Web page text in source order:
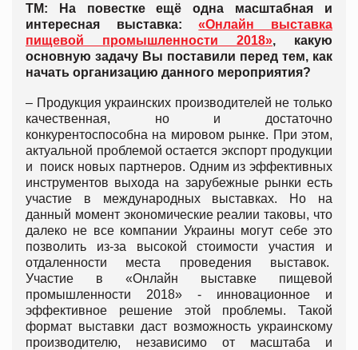
ТМ: На повестке ещё одна масштабная и
интересная выставка:«Онлайн выставка
пищевой промышленности 2018», какую
основную задачу Вы поставили перед тем, как
начать организацию данного мероприятия?
– Продукция украинских производителей не только
качественная, но и достаточно
конкурентоспособна на мировом рынке. При этом,
актуальной проблемой остается экспорт продукции
и поиск новых партнеров. Одним из эффективных
инструментов выхода на зарубежные рынки есть
участие в международных выставках. Но на
данный момент экономические реалии таковы, что
далеко не все компании Украины могут себе это
позволить из-за высокой стоимости участия и
отдаленности места проведения выставок.
Участие в «Онлайн выставке пищевой
промышленности 2018» - инновационное и
эффективное решение этой проблемы. Такой
формат выставки даст возможность украинскому
производителю, независимо от масштаба и